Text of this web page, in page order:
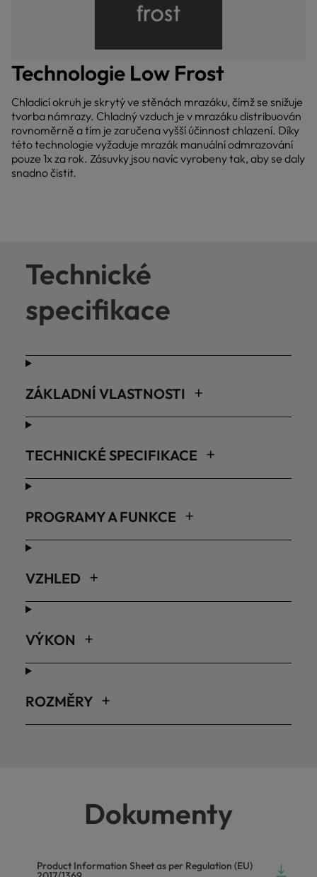
Technologie Low Frost
Chladicí okruh je skrytý ve stěnách mrazáku, čímž se snižuje
tvorba námrazy. Chladný vzduch je v mrazáku distribuován
rovnoměrně a tím je zaručena vyšší účinnost chlazení. Díky
této technologie vyžaduje mrazák manuální odmrazování
pouze 1x za rok. Zásuvky jsou navíc vyrobeny tak, aby se daly
snadno čistit.
Technické
specifikace
ZÁKLADNÍ VLASTNOSTI
TECHNICKÉ SPECIFIKACE
PROGRAMY A FUNKCE
VZHLED
VÝKON
ROZMĚRY
Dokumenty
Product Information Sheet as per Regulation (EU)